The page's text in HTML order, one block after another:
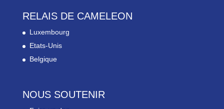
RELAIS DE CAMELEON
Luxembourg
Etats-Unis
Belgique
NOUS SOUTENIR